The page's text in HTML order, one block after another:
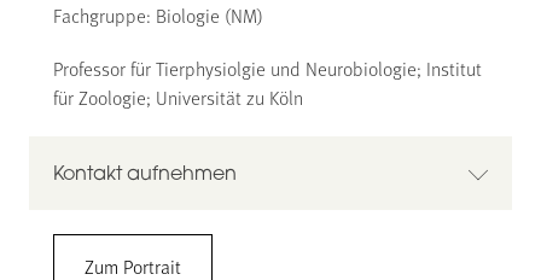
Fachgruppe: Biologie (NM)
Professor für Tierphysiolgie und Neurobiologie; Institut
für Zoologie; Universität zu Köln
Kontakt aufnehmen
Zum Portrait